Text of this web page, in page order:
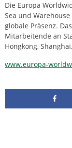
Die Europa
Sea und
globale Präsenz.
Mitarbeitende an
Hongkong,
www.europa-